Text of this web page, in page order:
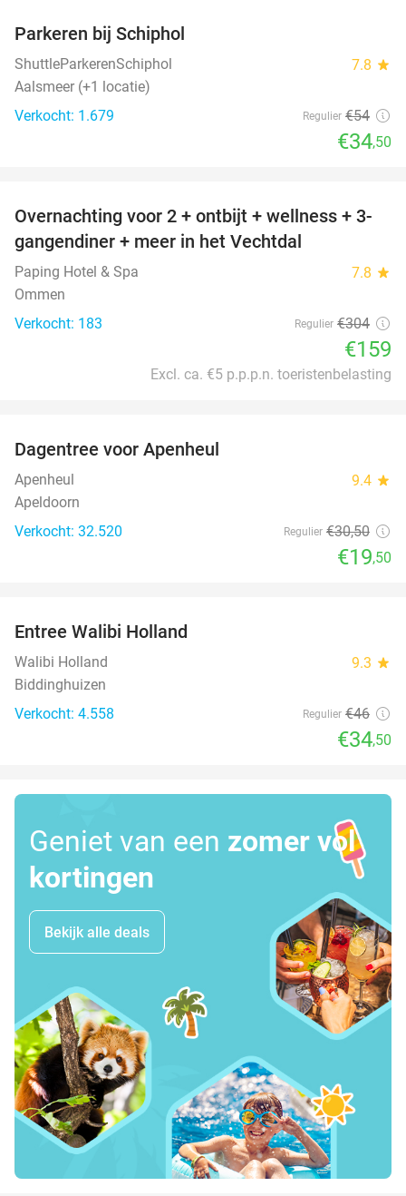
Parkeren bij Schiphol
ShuttleParkerenSchiphol 7.8 star
Aalsmeer (+1 locatie)
Verkocht: 1.679
Regulier €54
€34,50
48%
Overnachting voor 2 + ontbijt + wellness + 3-
gangendiner + meer in het Vechtdal
Paping Hotel & Spa 7.8 star
Ommen
Verkocht: 183
Regulier €304
€159
Excl. ca. €5 p.p.p.n. toeristenbelasting
Dagentree voor Apenheul
Apenheul 9.4 star
Apeldoorn
Verkocht: 32.520
Regulier €30,50
€19,50
Entree Walibi Holland
Walibi Holland 9.3 star
Biddinghuizen
Verkocht: 4.558
Regulier €46
€34,50
Geniet van een zomer vol
kortingen
Bekijk alle deals